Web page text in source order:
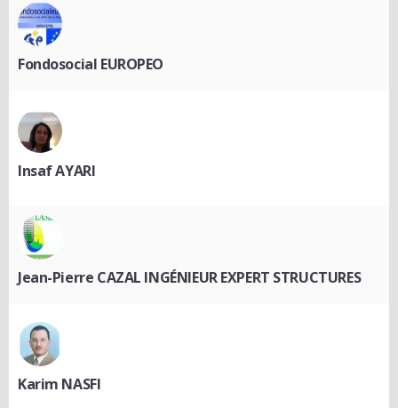
Fondosocial EUROPEO
Insaf AYARI
Jean-Pierre CAZAL INGÉNIEUR EXPERT STRUCTURES
Karim NASFI